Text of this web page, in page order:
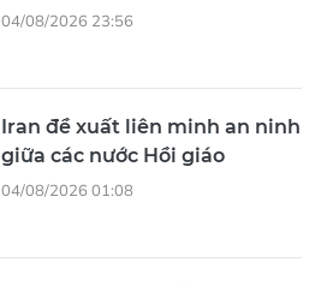
04/08/2026 23:56
Iran đề xuất liên minh an ninh
giữa các nước Hồi giáo
04/08/2026 01:08